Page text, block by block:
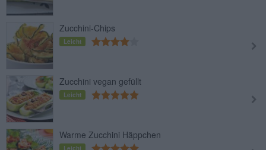
Zucchini-Chips
Leicht
Zucchini vegan gefüllt
Leicht
Warme Zucchini Häppchen
Leicht